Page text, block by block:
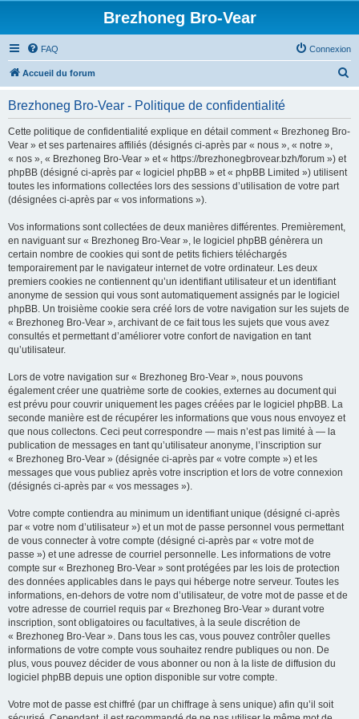
Brezhoneg Bro-Vear
FAQ Connexion
Accueil du forum
Brezhoneg Bro-Vear - Politique de confidentialité
Cette politique de confidentialité explique en détail comment « Brezhoneg Bro-
Vear » et ses partenaires affiliés (désignés ci-après par « nous », « notre »,
« nos », « Brezhoneg Bro-Vear » et « https://brezhonegbrovear.bzh/forum ») et
phpBB (désigné ci-après par « logiciel phpBB » et « phpBB Limited ») utilisent
toutes les informations collectées lors des sessions d’utilisation de votre part
(désignées ci-après par « vos informations »).
Vos informations sont collectées de deux manières différentes. Premièrement,
en naviguant sur « Brezhoneg Bro-Vear », le logiciel phpBB génèrera un
certain nombre de cookies qui sont de petits fichiers téléchargés
temporairement par le navigateur internet de votre ordinateur. Les deux
premiers cookies ne contiennent qu’un identifiant utilisateur et un identifiant
anonyme de session qui vous sont automatiquement assignés par le logiciel
phpBB. Un troisième cookie sera créé lors de votre navigation sur les sujets de
« Brezhoneg Bro-Vear », archivant de ce fait tous les sujets que vous avez
consultés et permettant d’améliorer votre confort de navigation en tant
qu’utilisateur.
Lors de votre navigation sur « Brezhoneg Bro-Vear », nous pouvons
également créer une quatrième sorte de cookies, externes au document qui
est prévu pour couvrir uniquement les pages créées par le logiciel phpBB. La
seconde manière est de récupérer les informations que vous nous envoyez et
que nous collectons. Ceci peut correspondre — mais n’est pas limité à — la
publication de messages en tant qu’utilisateur anonyme, l’inscription sur
« Brezhoneg Bro-Vear » (désignée ci-après par « votre compte ») et les
messages que vous publiez après votre inscription et lors de votre connexion
(désignés ci-après par « vos messages »).
Votre compte contiendra au minimum un identifiant unique (désigné ci-après
par « votre nom d’utilisateur ») et un mot de passe personnel vous permettant
de vous connecter à votre compte (désigné ci-après par « votre mot de
passe ») et une adresse de courriel personnelle. Les informations de votre
compte sur « Brezhoneg Bro-Vear » sont protégées par les lois de protection
des données applicables dans le pays qui héberge notre serveur. Toutes les
informations, en-dehors de votre nom d’utilisateur, de votre mot de passe et de
votre adresse de courriel requis par « Brezhoneg Bro-Vear » durant votre
inscription, sont obligatoires ou facultatives, à la seule discrétion de
« Brezhoneg Bro-Vear ». Dans tous les cas, vous pouvez contrôler quelles
informations de votre compte vous souhaitez rendre publiques ou non. De
plus, vous pouvez décider de vous abonner ou non à la liste de diffusion du
logiciel phpBB depuis une option disponible sur votre compte.
Votre mot de passe est chiffré (par un chiffrage à sens unique) afin qu’il soit